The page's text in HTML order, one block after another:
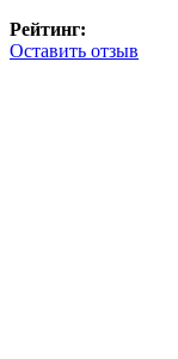
Рейтинг:
Оставить отзыв